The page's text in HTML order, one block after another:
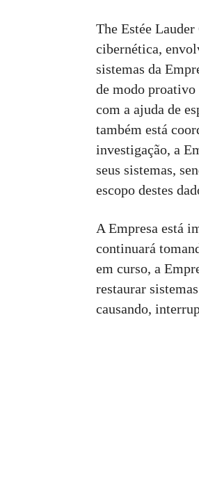
The Estée
cibernética,
sistemas da
de modo proativo
com a ajuda de
também está
investigação, a
seus sistemas,
escopo destes
A Empresa está
continuará
em curso, a
restaurar
causando,